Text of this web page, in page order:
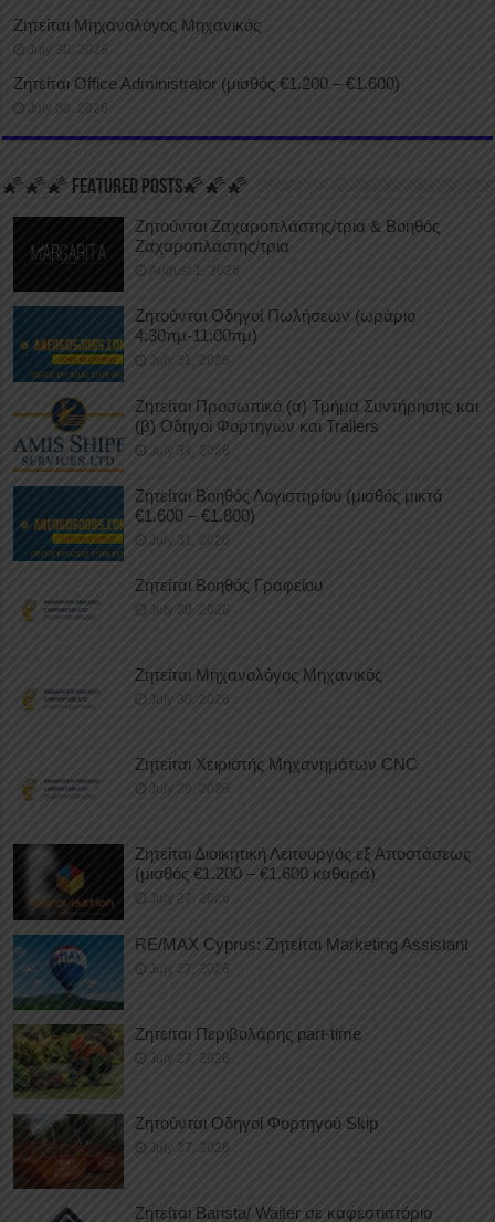
Ζητείται Μηχανολόγος Μηχανικός
July 30, 2026
Ζητείται Office Administrator (μισθός €1.200 – €1.600)
July 30, 2026
🌠🌠🌠 FEATURED POSTS🌠🌠🌠
Ζητούνται Ζαχαροπλάστης/τρια & Βοηθός
Ζαχαροπλάστης/τρια
August 1, 2026
Ζητούνται Οδηγοί Πωλήσεων (ωράριο
4:30πμ-11:00πμ)
July 31, 2026
Ζητείται Προσωπικό (α) Τμήμα Συντήρησης και
(β) Οδηγοί Φορτηγών και Trailers
July 31, 2026
Ζητείται Βοηθός Λογιστηρίου (μισθός μικτά
€1.600 – €1.800)
July 31, 2026
Ζητείται Βοηθός Γραφείου
July 30, 2026
Ζητείται Μηχανολόγος Μηχανικός
July 30, 2026
Ζητείται Χειριστής Μηχανημάτων CNC
July 29, 2026
Ζητείται Διοικητική Λειτουργός εξ Αποστάσεως
(μισθός €1.200 – €1.600 καθαρά)
July 27, 2026
RE/MAX Cyprus: Ζητείται Marketing Assistant
July 27, 2026
Ζητείται Περιβολάρης part-time
July 27, 2026
Ζητούνται Οδηγοί Φορτηγού Skip
July 27, 2026
Ζητείται Barista/ Waiter σε καφεστιατόριο